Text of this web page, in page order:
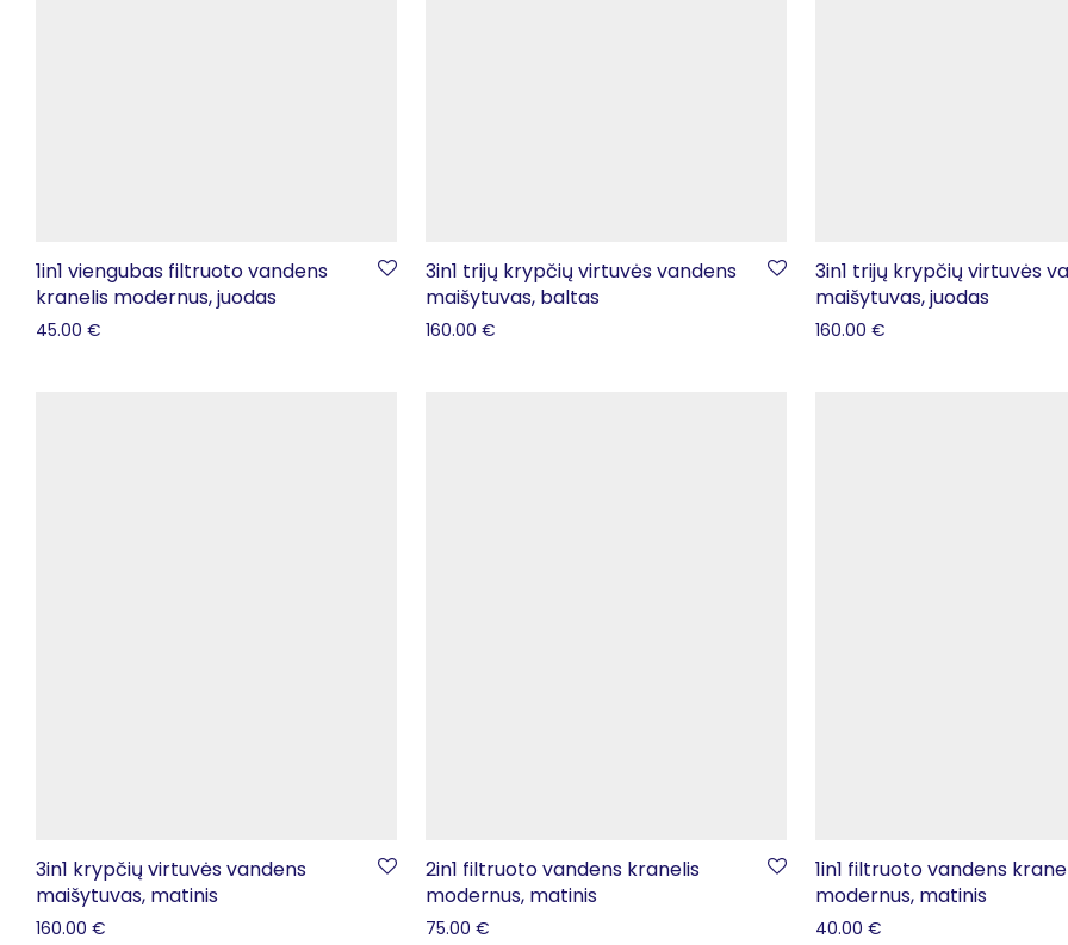
1in1 viengubas filtruoto vandens
kranelis modernus, juodas
45.00 €
3in1 trijų krypčių virtuvės vandens
maišytuvas, baltas
160.00 €
3in1 trijų krypčių virtuvės
maišytuvas, juodas
160.00 €
3in1 krypčių virtuvės vandens
maišytuvas, matinis
160.00 €
2in1 filtruoto vandens kranelis
modernus, matinis
75.00 €
1in1 filtruoto vandens
modernus, matinis
40.00 €